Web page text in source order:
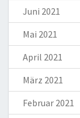
Juni 2021
Mai 2021
April 2021
März 2021
Februar 2021